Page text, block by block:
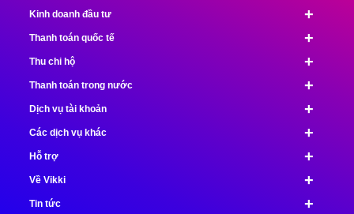
+
Kinh doanh đầu tư
+
Thanh toán quốc tế
+
Thu chi hộ
+
Thanh toán trong nước
+
Dịch vụ tài khoản
+
Các dịch vụ khác
+
Hỗ trợ
+
Về Vikki
+
Tin tức